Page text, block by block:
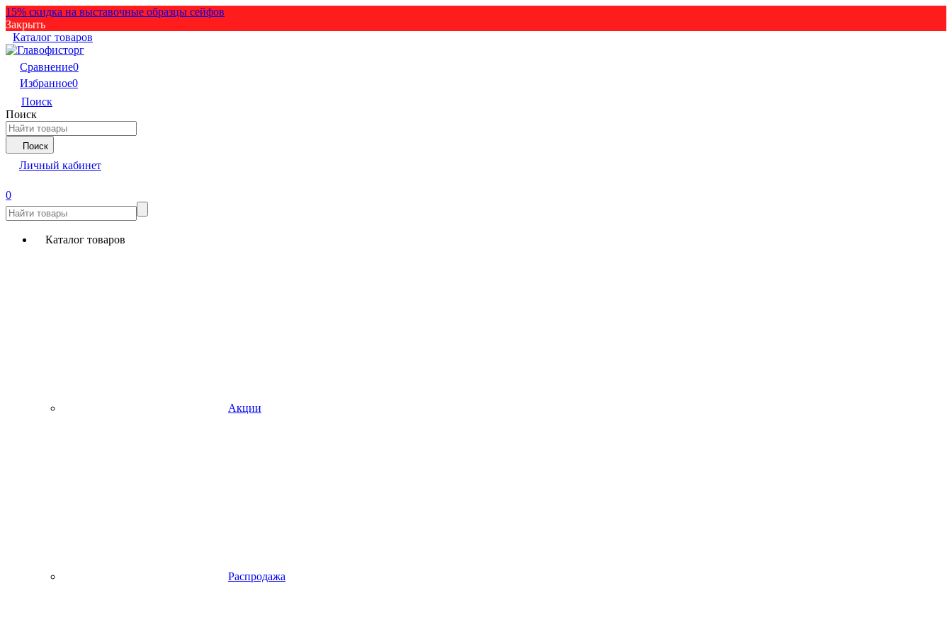
15% скидка на выставочные образцы сейфов
Закрыть
Каталог товаров
Сравнение0
Избранное0
Поиск
Поиск
Поиск
Личный кабинет
0
Каталог товаров
Акции
Распродажа